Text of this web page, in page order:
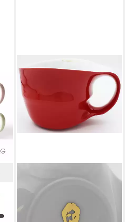
Tasse Jumbotasse große XXL
450ml, Porzellan, im
Geschenkkarton,